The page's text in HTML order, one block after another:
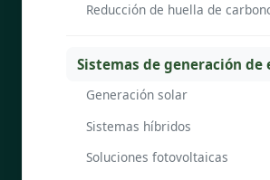
Reducción de huella de
Sistemas de generación de
Generación solar
Sistemas híbridos
Soluciones fotovoltaicas